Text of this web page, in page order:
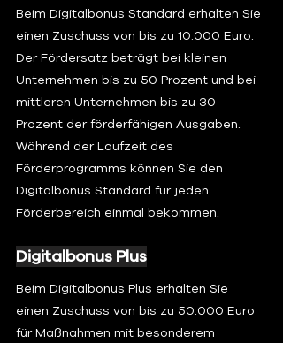
Beim Digitalbonus Standard erhalten Sie
einen Zuschuss von bis zu 10.000 Euro.
Der Fördersatz beträgt bei kleinen
Unternehmen bis zu 50 Prozent und bei
mittleren Unternehmen bis zu 30
Prozent der förderfähigen Ausgaben.
Während der Laufzeit des
Förderprogramms können Sie den
Digitalbonus Standard für jeden
Förderbereich einmal bekommen.
Digitalbonus Plus
Beim Digitalbonus Plus erhalten Sie
einen Zuschuss von bis zu 50.000 Euro
für Maßnahmen mit besonderem